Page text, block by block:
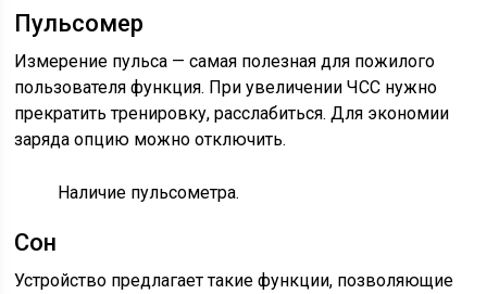
Пульсомер
Измерение пульса — самая полезная для пожилого
пользователя функция. При увеличении ЧСС нужно
прекратить тренировку, расслабиться. Для экономии
заряда опцию можно отключить.
Наличие пульсометра.
Сон
Устройство предлагает такие функции, позволяющие